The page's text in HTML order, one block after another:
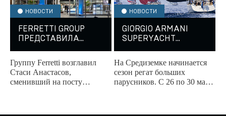
НОВОСТИ
FERRETTI GROUP
ПРЕДСТАВИЛА
Группу Ferretti возглавил
Стаси Анастасов,
сменивший на посту
НОВОСТИ
GIORGIO ARMANI
SUPERYACHT
ОТКРЫВАЕТ СЕЗОН
НА СРЕДИЗЕМКЕ
На Средиземке начинается
сезон регат больших
парусников. С 26 по 30 мая